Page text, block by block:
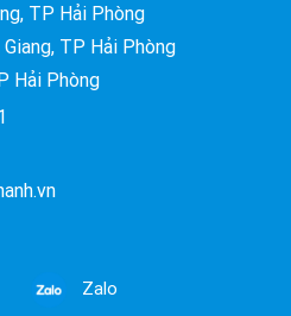
TP Hải Phòng
TP Hải Phòng
Hải Phòng
Zalo